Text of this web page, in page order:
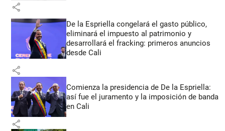
share
De la Espriella congelará el gasto público,
eliminará el impuesto al patrimonio y
desarrollará el fracking: primeros anuncios
desde Cali
share
Comienza la presidencia de De la Espriella:
así fue el juramento y la imposición de banda
en Cali
share